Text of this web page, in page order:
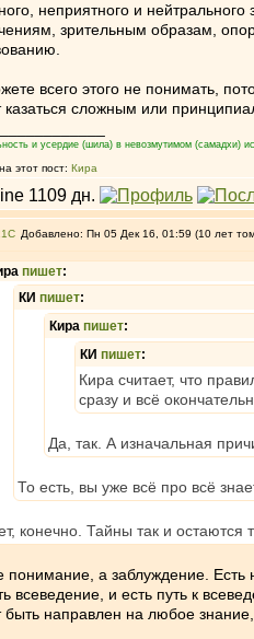
неприятного и
зрительным образам,
всего этого не понимать,
казаться сложным или
и усердие (шила) в невозмутимом (самадхи)
этот пост: Кира
Добавлено: Пн 05 Дек 16, 01:59 (10 лет
пишет:
КИ пишет:
Кира пишет:
КИ пишет:
Кира считает, что
сразу и всё
Да, так. А изначальная
То есть, вы уже всё про всё
конечно. Тайны так и
понимание, а заблуждение. Есть
всеведение, и есть путь к
быть направлен на любое